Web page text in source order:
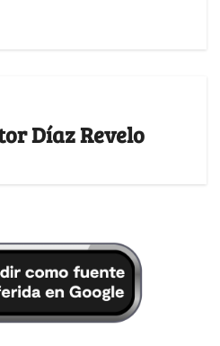
Díaz Revelo